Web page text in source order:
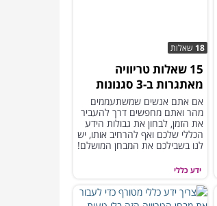
ידע כללי
18 שאלות
15 שאלות טריוויה
מאתגרות ב-3 סגנונות
שונים ומהנים
אם אתם אנשים שמשתעממים
מהר ואתם מחפשים דרך להעביר
את הזמן, לבחון את גבולות הידע
הכללי שלכם ואף להרחיב אותו, יש
לנו בשבילכם את המבחן המושלם!